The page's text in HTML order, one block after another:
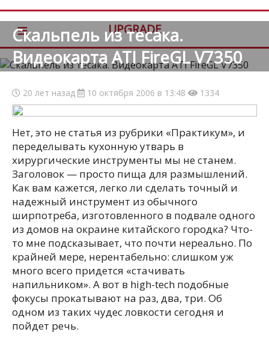
≡ UPGRADE
Скальпель из тесака.
Видеокарта ATI FireGL V7350
20 лет назад 10 октября 2006 в 13:48 1334
Нет, это не статья из рубрики «Практикум», и
переделывать кухонную утварь в
хирургические инструменты мы не станем.
Заголовок — просто пища для размышлений.
Как вам кажется, легко ли сделать точный и
надежный инструмент из обычного
ширпотреба, изготовленного в подвале одного
из домов на окраине китайского городка? Что-
то мне подсказывает, что почти нереально. По
крайней мере, нерентабельно: слишком уж
много всего придется «стачивать
напильником». А вот в high-tech подобные
фокусы прокатывают на раз, два, три. Об
одном из таких чудес ловкости сегодня и
пойдет речь.